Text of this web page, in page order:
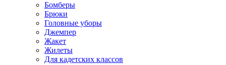
Бомберы
Брюки
Головные уборы
Джемпер
Жакет
Жилеты
Для кадетских классов